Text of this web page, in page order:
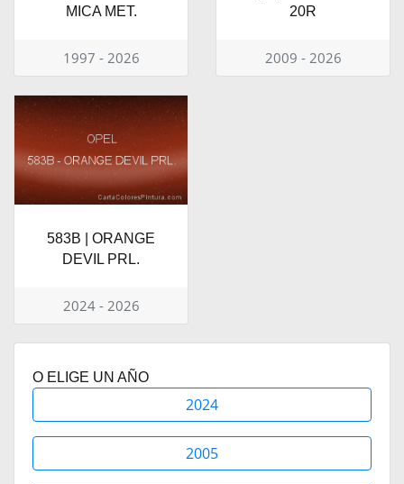
MICA MET.
1997 - 2026
20R
2009 - 2026
583B | ORANGE
DEVIL PRL.
2024 - 2026
O ELIGE UN AÑO
2024
2005